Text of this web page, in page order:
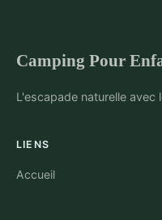
Camping Pour
L'escapade naturelle
LIENS
Accueil